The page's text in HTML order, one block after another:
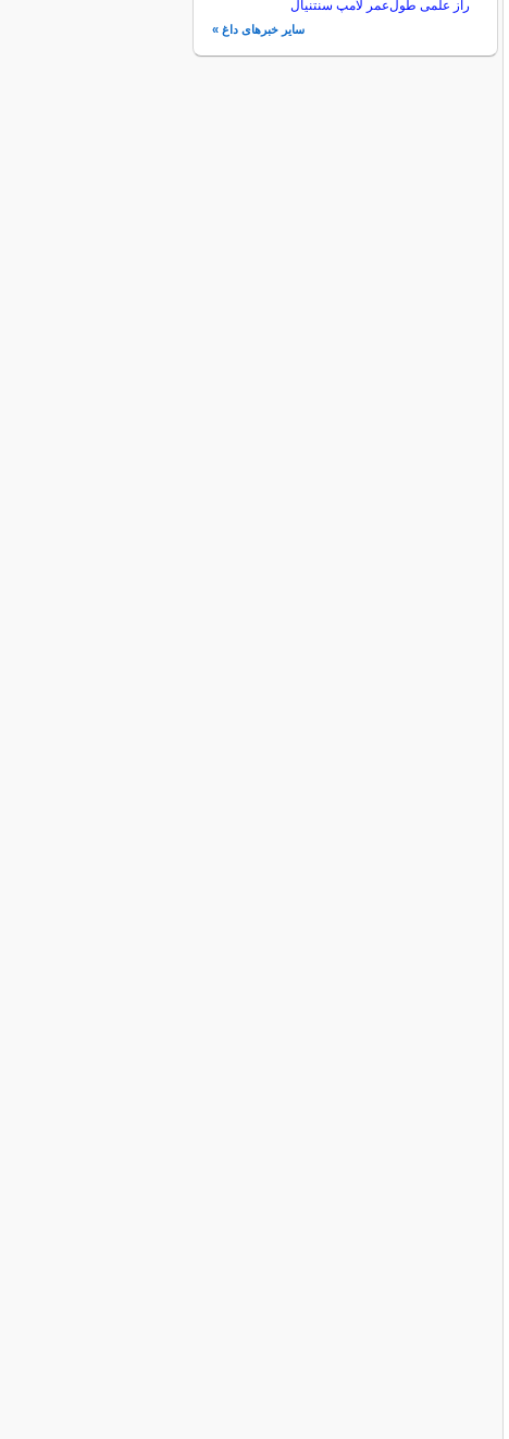
راز علمی طول‌عمر لامپ سنتنیال
سایر خبرهای داغ »